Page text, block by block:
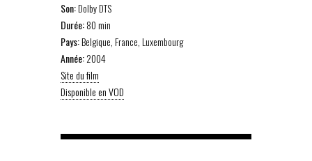
Son:Dolby DTS
Durée:80 min
Pays:Belgique, France, Luxembourg
Année:2004
Site du film
Disponible en VOD